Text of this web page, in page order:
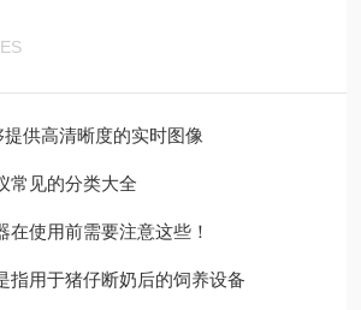
供高清晰度的实时图像
常见的分类大全
在使用前需要注意这些！
指用于猪仔断奶后的饲养设备